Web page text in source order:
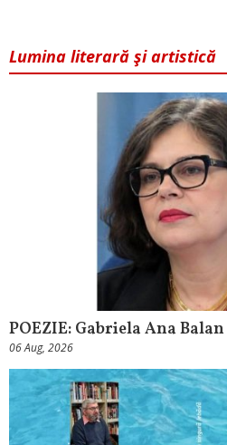
Lumina literară şi artistică
POEZIE: Gabriela Ana Balan
06 Aug, 2026